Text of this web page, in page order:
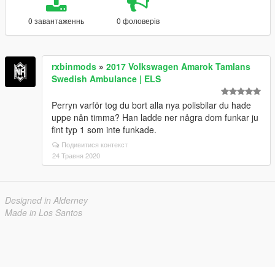
0 завантаженнь 0 фоловерів
rxbinmods » 2017 Volkswagen Amarok Tamlans
Swedish Ambulance | ELS
Perryn varför tog du bort alla nya polisbilar du hade
uppe nån timma? Han ladde ner några dom funkar ju
fint typ 1 som inte funkade.
Подивитися контекст
24 Травня 2020
Designed in Alderney
Made in Los Santos